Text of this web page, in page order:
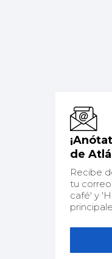
de
Recibe
tu
café' y